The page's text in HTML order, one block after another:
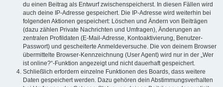
du einen Beitrag als Entwurf zwischenspeicherst. In diesen Fällen wird
auch deine IP-Adresse gespeichert. Die IP-Adresse wird weiterhin bei
folgenden Aktionen gespeichert: Löschen und Ändern von Beiträgen
(dazu zählen Private Nachrichten und Umfragen), Änderungen an
zentralen Profildaten (E-Mail-Adresse, Kontoaktivierung, Benutzer-
Passwort) und gescheiterte Anmeldeversuche. Die von deinem Browser
übermittelte Browser-Kennzeichnung (User Agent) wird nur in der „Wer
ist online?“-Funktion angezeigt und nicht dauerhaft gespeichert.
Schließlich erfordern einzelne Funktionen des Boards, dass weitere
Daten gespeichert werden. Dazu gehören dein Abstimmungsverhalten